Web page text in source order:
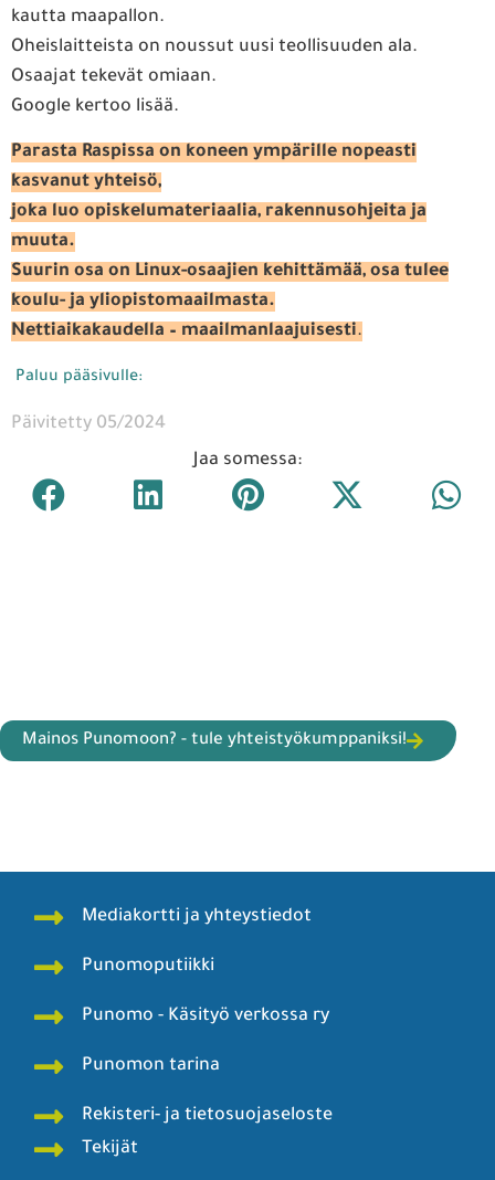
kautta maapallon.
Oheislaitteista on noussut uusi teollisuuden ala.
Osaajat tekevät omiaan.
Google kertoo lisää.
Parasta Raspissa on koneen ympärille nopeasti
kasvanut yhteisö,
joka luo opiskelumateriaalia, rakennusohjeita ja
muuta.
Suurin osa on Linux-osaajien kehittämää, osa tulee
koulu- ja yliopistomaailmasta.
Nettiaikakaudella – maailmanlaajuisesti.
Paluu pääsivulle:
Päivitetty 05/2024
Jaa somessa:
Mainos Punomoon? - tule yhteistyökumppaniksi!
Mediakortti ja yhteystiedot
Punomoputiikki
Punomo - Käsityö verkossa ry
Punomon tarina
Rekisteri- ja tietosuojaseloste
Tekijät